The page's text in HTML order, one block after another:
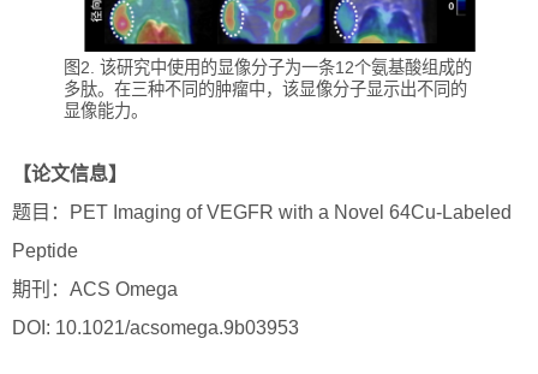
图2. 该研究中使用的显像分子为一条12个氨基酸组成的
多肽。在三种不同的肿瘤中，该显像分子显示出不同的
显像能力。
【论文信息】
题目：PET Imaging of VEGFR with a Novel 64Cu-Labeled
Peptide
期刊：ACS Omega
DOI: 10.1021/acsomega.9b03953